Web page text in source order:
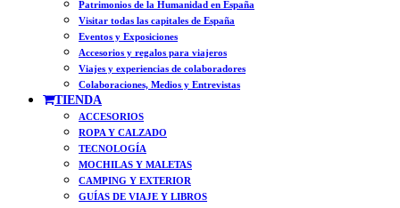
Patrimonios de la Humanidad en España
Visitar todas las capitales de España
Eventos y Exposiciones
Accesorios y regalos para viajeros
Viajes y experiencias de colaboradores
Colaboraciones, Medios y Entrevistas
TIENDA
ACCESORIOS
ROPA Y CALZADO
TECNOLOGÍA
MOCHILAS Y MALETAS
CAMPING Y EXTERIOR
GUÍAS DE VIAJE Y LIBROS